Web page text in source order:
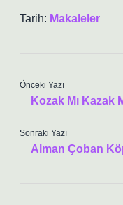
Tarih: Makaleler
Önceki Yazı
Kozak Mı Kazak
Sonraki Yazı
Alman Çoban